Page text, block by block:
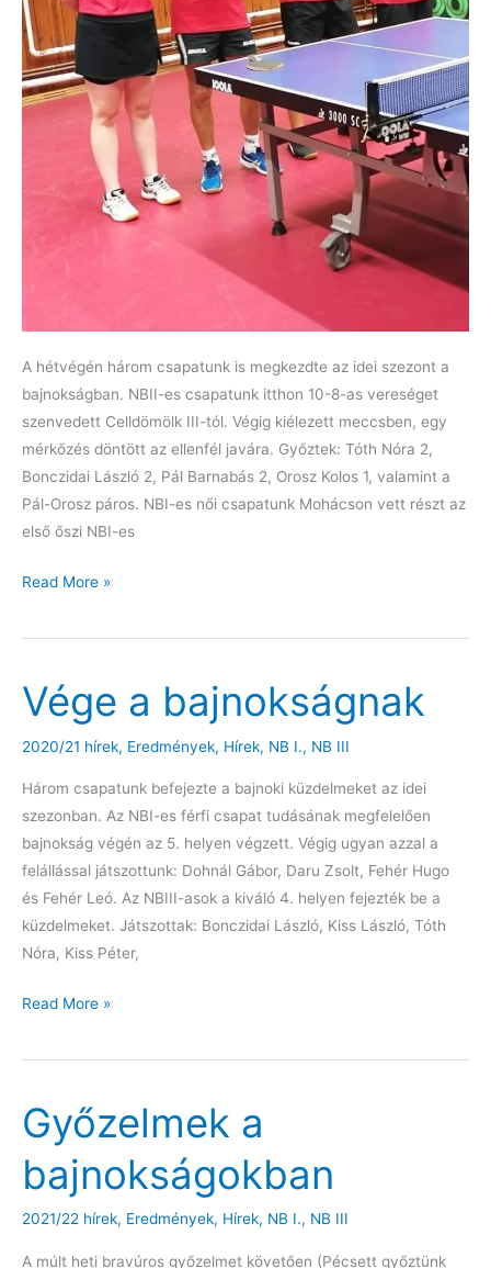
A hétvégén három csapatunk is megkezdte az idei szezont a
bajnokságban. NBII-es csapatunk itthon 10-8-as vereséget
szenvedett Celldömölk III-tól. Végig kiélezett meccsben, egy
mérkőzés döntött az ellenfél javára. Győztek: Tóth Nóra 2,
Bonczidai László 2, Pál Barnabás 2, Orosz Kolos 1, valamint a
Pál-Orosz páros. NBI-es női csapatunk Mohácson vett részt az
első őszi NBI-es
Elkezdődött
bajnoki
Read More »
Vége a bajnokságnak
2020/21 hírek, Eredmények, Hírek, NB I., NB III
Három csapatunk befejezte a bajnoki küzdelmeket az idei
szezonban. Az NBI-es férfi csapat tudásának megfelelően
bajnokság végén az 5. helyen végzett. Végig ugyan azzal a
felállással játszottunk: Dohnál Gábor, Daru Zsolt, Fehér Hugo
és Fehér Leó. Az NBIII-asok a kiváló 4. helyen fejezték be a
küzdelmeket. Játszottak: Bonczidai László, Kiss László, Tóth
Nóra, Kiss Péter,
Vége
bajnokságnak
Read More »
Győzelmek a
bajnokságokban
2021/22 hírek, Eredmények, Hírek, NB I., NB III
A múlt heti bravúros győzelmet követően (Pécsett győztünk